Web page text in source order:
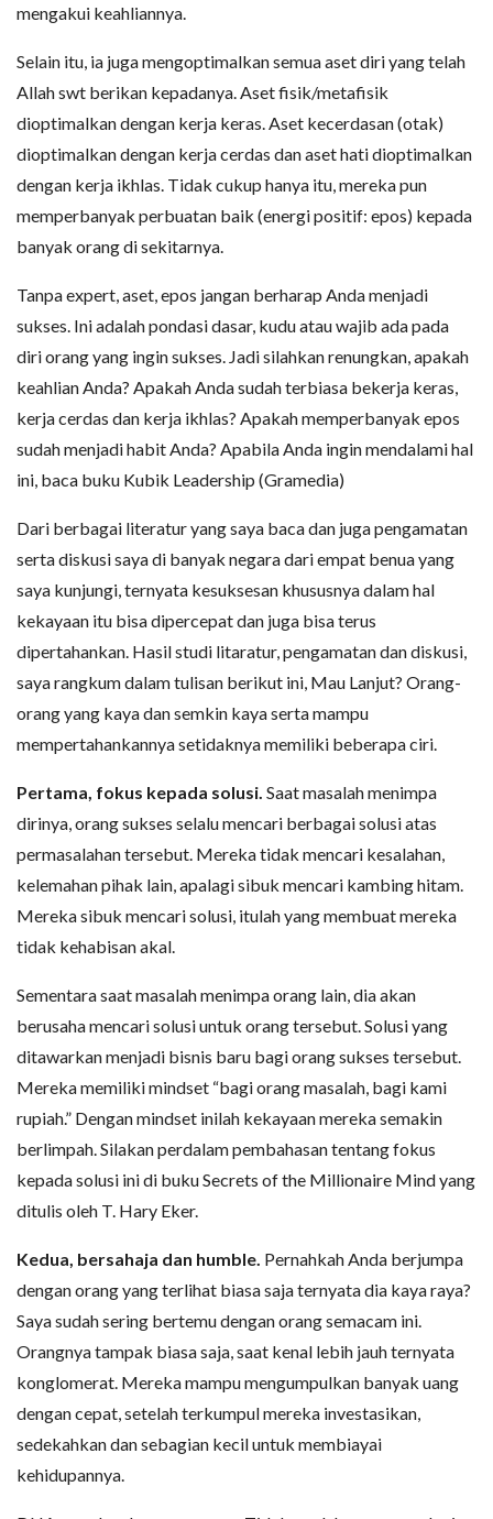
mengakui keahliannya.
Selain itu, ia juga mengoptimalkan semua aset diri yang telah
Allah swt berikan kepadanya. Aset fisik/metafisik
dioptimalkan dengan kerja keras. Aset kecerdasan (otak)
dioptimalkan dengan kerja cerdas dan aset hati dioptimalkan
dengan kerja ikhlas. Tidak cukup hanya itu, mereka pun
memperbanyak perbuatan baik (energi positif: epos) kepada
banyak orang di sekitarnya.
Tanpa expert, aset, epos jangan berharap Anda menjadi
sukses. Ini adalah pondasi dasar, kudu atau wajib ada pada
diri orang yang ingin sukses. Jadi silahkan renungkan, apakah
keahlian Anda? Apakah Anda sudah terbiasa bekerja keras,
kerja cerdas dan kerja ikhlas? Apakah memperbanyak epos
sudah menjadi habit Anda? Apabila Anda ingin mendalami hal
ini, baca buku Kubik Leadership (Gramedia)
Dari berbagai literatur yang saya baca dan juga pengamatan
serta diskusi saya di banyak negara dari empat benua yang
saya kunjungi, ternyata kesuksesan khususnya dalam hal
kekayaan itu bisa dipercepat dan juga bisa terus
dipertahankan. Hasil studi litaratur, pengamatan dan diskusi,
saya rangkum dalam tulisan berikut ini, Mau Lanjut? Orang-
orang yang kaya dan semkin kaya serta mampu
mempertahankannya setidaknya memiliki beberapa ciri.
Pertama, fokus kepada solusi. Saat masalah menimpa
dirinya, orang sukses selalu mencari berbagai solusi atas
permasalahan tersebut. Mereka tidak mencari kesalahan,
kelemahan pihak lain, apalagi sibuk mencari kambing hitam.
Mereka sibuk mencari solusi, itulah yang membuat mereka
tidak kehabisan akal.
Sementara saat masalah menimpa orang lain, dia akan
berusaha mencari solusi untuk orang tersebut. Solusi yang
ditawarkan menjadi bisnis baru bagi orang sukses tersebut.
Mereka memiliki mindset “bagi orang masalah, bagi kami
rupiah.” Dengan mindset inilah kekayaan mereka semakin
berlimpah. Silakan perdalam pembahasan tentang fokus
kepada solusi ini di buku Secrets of the Millionaire Mind yang
ditulis oleh T. Hary Eker.
Kedua, bersahaja dan humble. Pernahkah Anda berjumpa
dengan orang yang terlihat biasa saja ternyata dia kaya raya?
Saya sudah sering bertemu dengan orang semacam ini.
Orangnya tampak biasa saja, saat kenal lebih jauh ternyata
konglomerat. Mereka mampu mengumpulkan banyak uang
dengan cepat, setelah terkumpul mereka investasikan,
sedekahkan dan sebagian kecil untuk membiayai
kehidupannya.